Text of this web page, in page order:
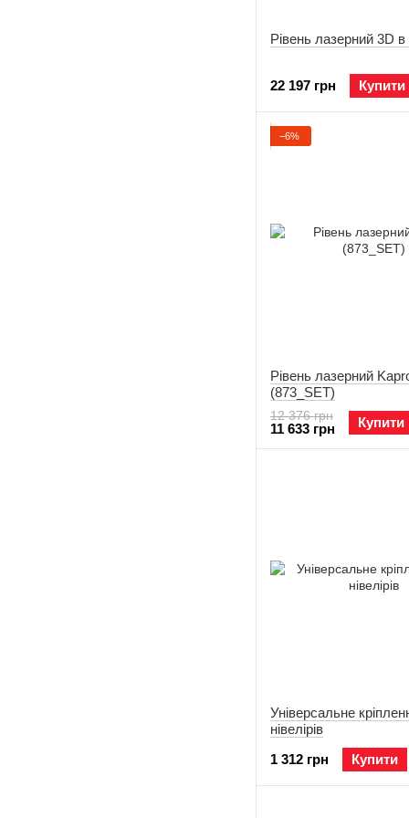
Рівень лазерний 3D в
22 197 грн Купити
−6%
Рівень лазерний
(873_SET)
12 376 грн
11 633 грн Купити
Універсальне
нівелірів
1 312 грн
Купити